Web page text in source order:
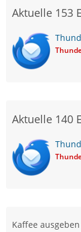
Aktuelle 153
Aktuelle 140
Kaffee